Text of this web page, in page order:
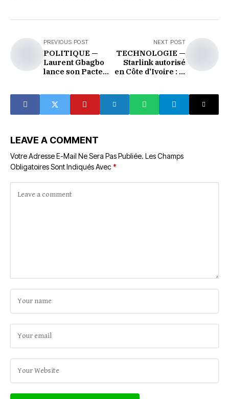
PREVIOUS POST
POLITIQUE —
Laurent Gbagbo
lance son Pacte
principes avant la
conférence de
presse du 30 juin
NEXT POST
TECHNOLOGIE —
Starlink autorisé
en Côte d'Ivoire : la
LEAVE A COMMENT
Votre Adresse E-Mail Ne Sera Pas Publiée. Les Champs
Obligatoires Sont Indiqués Avec*